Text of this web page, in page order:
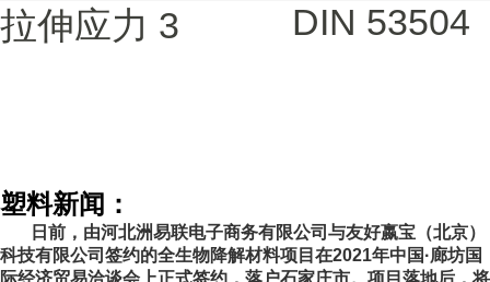
拉伸应力 3 DIN 53504
塑料新闻：
日前，由河北洲易联电子商务有限公司与友好嬴宝（北京）
科技有限公司签约的全生物降解材料项目在2021年中国·廊坊国
际经济贸易洽谈会上正式签约，落户石家庄市。项目落地后，将